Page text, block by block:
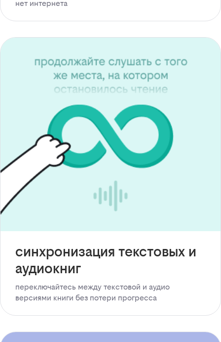
нет интернета
синхронизация текстовых и
аудиокниг
переключайтесь между текстовой и аудио
версиями книги без потери прогресса